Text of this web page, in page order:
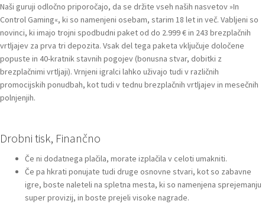
Naši guruji odločno priporočajo, da se držite vseh naših nasvetov »In
Control Gaming«, ki so namenjeni osebam, starim 18 let in več. Vabljeni so
novinci, ki imajo trojni spodbudni paket od do 2.999 € in 243 brezplačnih
vrtljajev za prva tri depozita. Vsak del tega paketa vključuje določene
popuste in 40-kratnik stavnih pogojev (bonusna stvar, dobitki z
brezplačnimi vrtljaji). Vrnjeni igralci lahko uživajo tudi v različnih
promocijskih ponudbah, kot tudi v tednu brezplačnih vrtljajev in mesečnih
polnjenjih.
Drobni tisk, Finančno
Če ni dodatnega plačila, morate izplačila v celoti umakniti.
Če pa hkrati ponujate tudi druge osnovne stvari, kot so zabavne
igre, boste naleteli na spletna mesta, ki so namenjena sprejemanju
super provizij, in boste prejeli visoke nagrade.